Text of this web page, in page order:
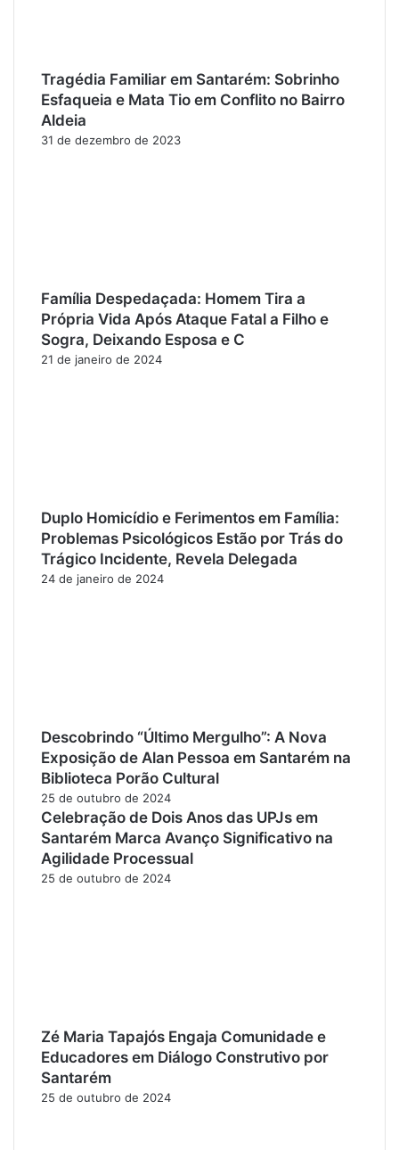
Tragédia Familiar em Santarém: Sobrinho
Esfaqueia e Mata Tio em Conflito no Bairro
Aldeia
31 de dezembro de 2023
Família Despedaçada: Homem Tira a
Própria Vida Após Ataque Fatal a Filho e
Sogra, Deixando Esposa e C
21 de janeiro de 2024
Duplo Homicídio e Ferimentos em Família:
Problemas Psicológicos Estão por Trás do
Trágico Incidente, Revela Delegada
24 de janeiro de 2024
Descobrindo “Último Mergulho”: A Nova
Exposição de Alan Pessoa em Santarém na
Biblioteca Porão Cultural
25 de outubro de 2024
Celebração de Dois Anos das UPJs em
Santarém Marca Avanço Significativo na
Agilidade Processual
25 de outubro de 2024
Zé Maria Tapajós Engaja Comunidade e
Educadores em Diálogo Construtivo por
Santarém
25 de outubro de 2024